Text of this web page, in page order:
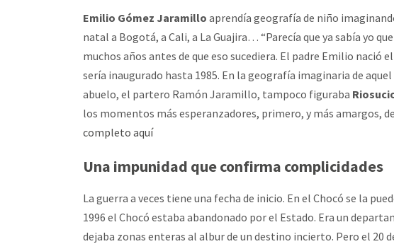
Emilio Gómez Jaramillo aprendía geografía de niño
natal a Bogotá, a Cali, a La Guajira… “Parecía que ya sabía yo
muchos años antes de que eso sucediera. El padre Emilio nació
sería inaugurado hasta 1985. En la geografía imaginaria de
abuelo, el partero Ramón Jaramillo, tampoco figuraba
los momentos más esperanzadores, primero, y más amargos,
completo aquí
Una impunidad que confirma complicidades
La guerra a veces tiene una fecha de inicio. En el Chocó se la
1996 el Chocó estaba abandonado por el Estado. Era un
dejaba zonas enteras al albur de un destino incierto. Pero el 20